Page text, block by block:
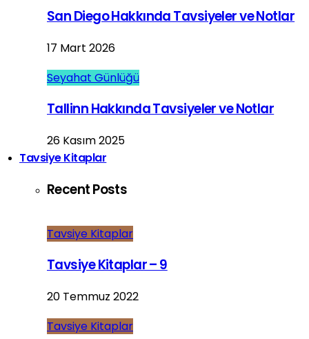
San Diego Hakkında Tavsiyeler ve Notlar
17 Mart 2026
Seyahat Günlüğü
Tallinn Hakkında Tavsiyeler ve Notlar
26 Kasım 2025
Tavsiye Kitaplar
Recent Posts
Tavsiye Kitaplar
Tavsiye Kitaplar – 9
20 Temmuz 2022
Tavsiye Kitaplar